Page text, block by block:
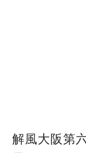
解風大阪第